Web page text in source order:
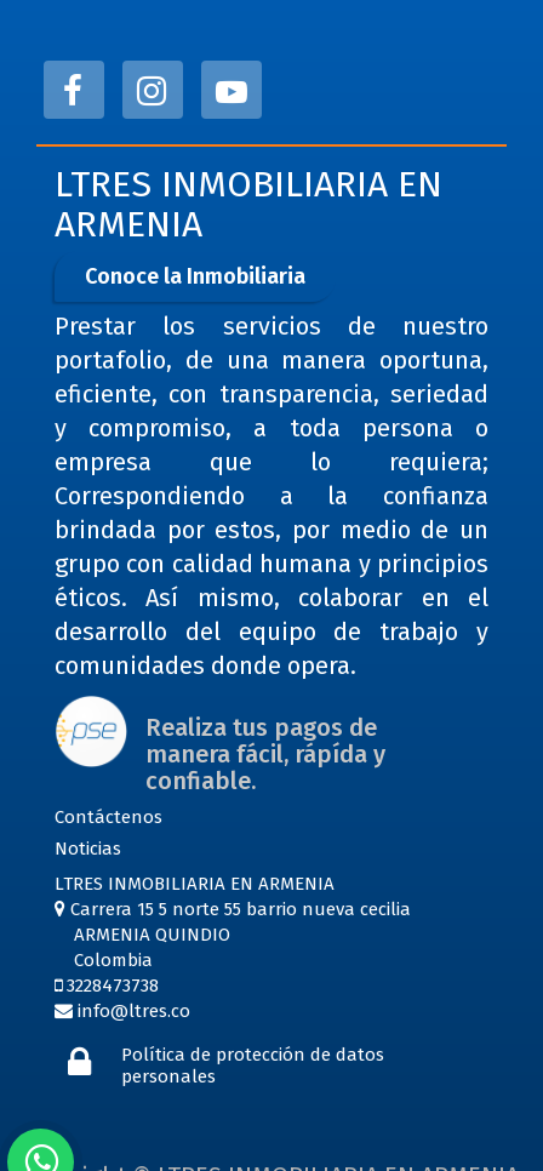
LTRES INMOBILIARIA EN
ARMENIA
Conoce la Inmobiliaria
Prestar los servicios de nuestro
portafolio, de una manera oportuna,
eficiente, con transparencia, seriedad
y compromiso, a toda persona o
empresa que lo requiera;
Correspondiendo a la confianza
brindada por estos, por medio de un
grupo con calidad humana y principios
éticos. Así mismo, colaborar en el
desarrollo del equipo de trabajo y
comunidades donde opera.
Realiza tus pagos de
manera fácil, rápída y
confiable.
Contáctenos
Noticias
LTRES INMOBILIARIA EN ARMENIA
Carrera 15 5 norte 55 barrio nueva cecilia
ARMENIA QUINDIO
Colombia
3228473738
info@ltres.co
Política de protección de datos
personales